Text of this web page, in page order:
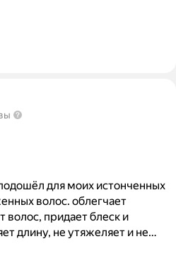
для моих истонченных
волос. облегчает
волос, придает блеск и
длину, не утяжеляет и не…